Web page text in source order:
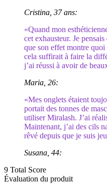
Cristina, 37 ans:
«Quand mon
cet exhausteur. Je
que son effet montre
cela suffirait à faire la
j’ai réussi à avoir de
Maria, 26:
«Mes onglets étaient
portait des tonnes de
utiliser Miralash. J’ai
Maintenant, j’ai des cils
rêvé depuis que je suis
Susana, 44:
9 Total Score
Évaluation du produit